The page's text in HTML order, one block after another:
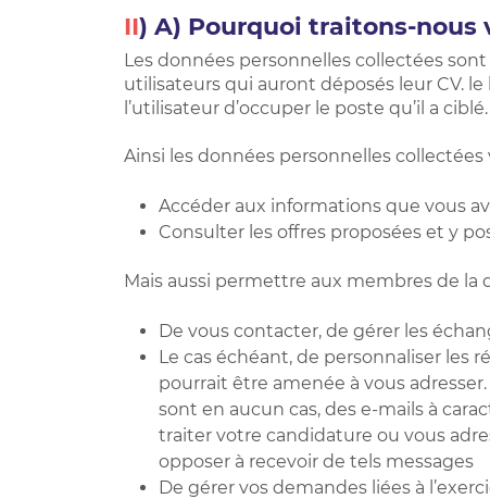
II) A) Pourquoi traitons-nous
Les données personnelles collectées
utilisateurs qui auront déposés leur CV.
l’utilisateur d’occuper le poste qu’il a ciblé.
Ainsi les données personnelles
Accéder aux informations que vous
Consulter les offres proposées et y
Mais aussi permettre aux membres de la
De vous contacter, de gérer les
Le cas échéant, de personnaliser les
pourrait être amenée à vous
sont en aucun cas, des e-mails à
traiter votre candidature ou vous
opposer à recevoir de tels messages
De gérer vos demandes liées à